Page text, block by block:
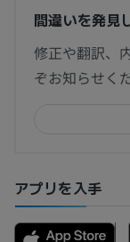
間違いを発見
修正や翻訳、
ぞお知らせく
アプリを入手